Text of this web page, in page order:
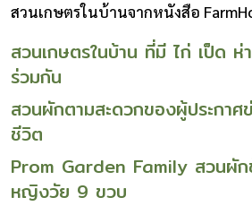
สวนเกษตรในบ้านจากหนังสือ
สวนเกษตรในบ้าน ที่มี ไก่ เป็ด ห่
ร่วมกัน
สวนผักตามสะดวกของผู้ประกาศ
ชีวิต
Prom Garden Family สวนผัก
หญิงวัย 9 ขวบ